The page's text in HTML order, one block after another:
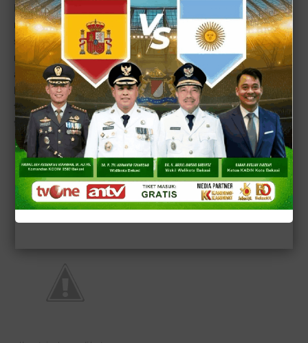
bakmi karet. Bakmi Karet yang sudah terkenal itu
memang sekenyal karet meski tidak sealot karet. Karena
saat disuap ke dalam mulut terasa kenyal dan tebal yang
membuat sensasi tersendiri. Sementara bumbu kuah
ayam cincangnya pun tak kalah gurih dan pas dengan
kekenyalan mie nya. Untuk rasa pedas dan manis, kita
tinggal menambahkan saus dan sambal serta kecap yang
tersedia di meja sesuai selera kita.